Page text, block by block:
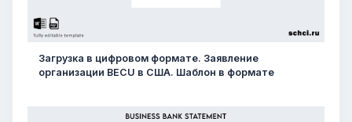
Загрузка в цифровом формате. Заявление
организации BECU в США. Шаблон в формате